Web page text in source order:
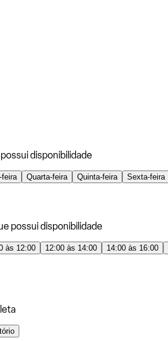
disponibilidade
feira Quarta-feira Quinta-feira Sexta-feira
possui disponibilidade
às 12:00 12:00 às 14:00 14:00 às 16:00